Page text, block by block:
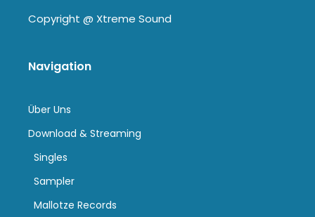
Copyright @ Xtreme Sound
Navigation
Über Uns
Download & Streaming
Singles
Sampler
Mallotze Records